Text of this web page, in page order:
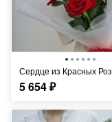
Сердце из Красных Роз
5 654₽